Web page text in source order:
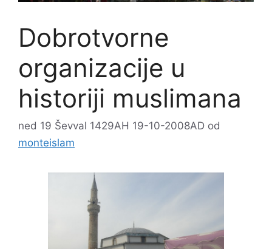
Dobrotvorne
organizacije u
historiji muslimana
ned 19 Ševval 1429AH 19-10-2008AD od
monteislam